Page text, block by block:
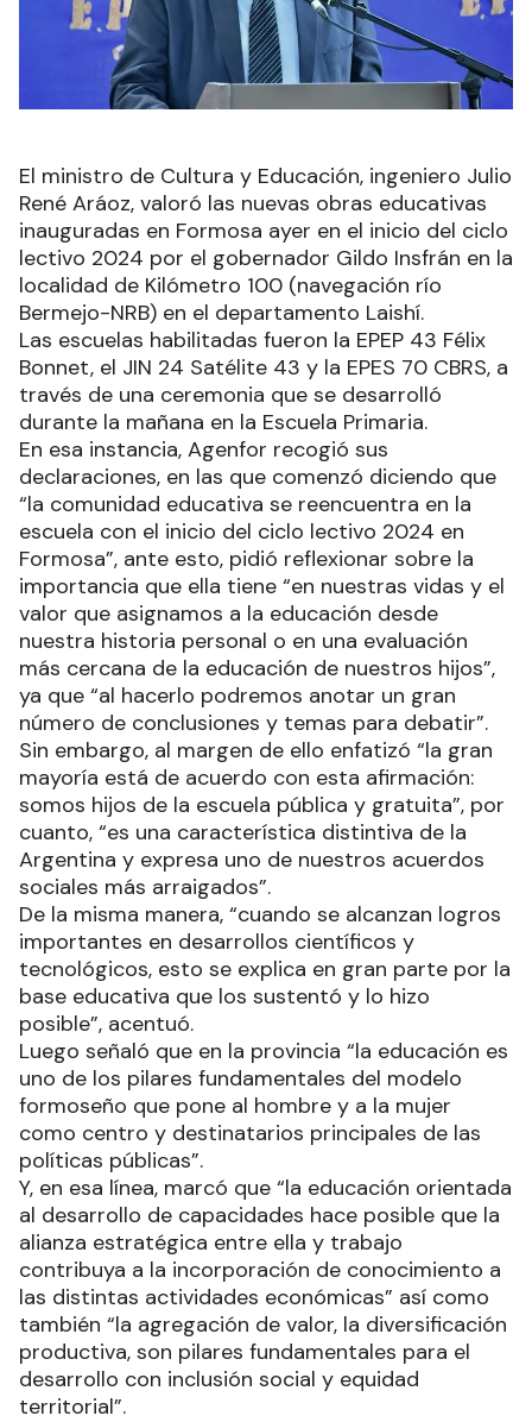
El ministro de Cultura y Educación, ingeniero Julio
René Aráoz, valoró las nuevas obras educativas
inauguradas en Formosa ayer en el inicio del ciclo
lectivo 2024 por el gobernador Gildo Insfrán en la
localidad de Kilómetro 100 (navegación río
Bermejo-NRB) en el departamento Laishí.
Las escuelas habilitadas fueron la EPEP 43 Félix
Bonnet, el JIN 24 Satélite 43 y la EPES 70 CBRS, a
través de una ceremonia que se desarrolló
durante la mañana en la Escuela Primaria.
En esa instancia, Agenfor recogió sus
declaraciones, en las que comenzó diciendo que
“la comunidad educativa se reencuentra en la
escuela con el inicio del ciclo lectivo 2024 en
Formosa”, ante esto, pidió reflexionar sobre la
importancia que ella tiene “en nuestras vidas y el
valor que asignamos a la educación desde
nuestra historia personal o en una evaluación
más cercana de la educación de nuestros hijos”,
ya que “al hacerlo podremos anotar un gran
número de conclusiones y temas para debatir”.
Sin embargo, al margen de ello enfatizó “la gran
mayoría está de acuerdo con esta afirmación:
somos hijos de la escuela pública y gratuita”, por
cuanto, “es una característica distintiva de la
Argentina y expresa uno de nuestros acuerdos
sociales más arraigados”.
De la misma manera, “cuando se alcanzan logros
importantes en desarrollos científicos y
tecnológicos, esto se explica en gran parte por la
base educativa que los sustentó y lo hizo
posible”, acentuó.
Luego señaló que en la provincia “la educación es
uno de los pilares fundamentales del modelo
formoseño que pone al hombre y a la mujer
como centro y destinatarios principales de las
políticas públicas”.
Y, en esa línea, marcó que “la educación orientada
al desarrollo de capacidades hace posible que la
alianza estratégica entre ella y trabajo
contribuya a la incorporación de conocimiento a
las distintas actividades económicas” así como
también “la agregación de valor, la diversificación
productiva, son pilares fundamentales para el
desarrollo con inclusión social y equidad
territorial”.